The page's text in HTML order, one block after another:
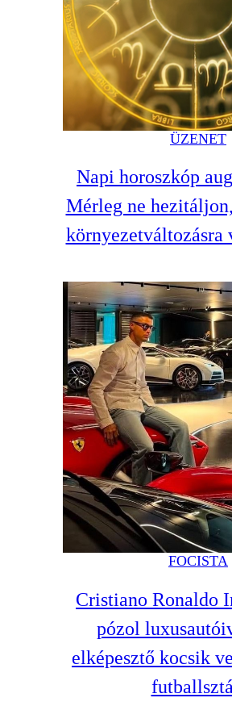
ÜZENET
Napi horoszkóp
Mérleg ne
környezetváltozásra
FOCISTA
Cristiano Ronaldo
pózol
elképesztő kocsik